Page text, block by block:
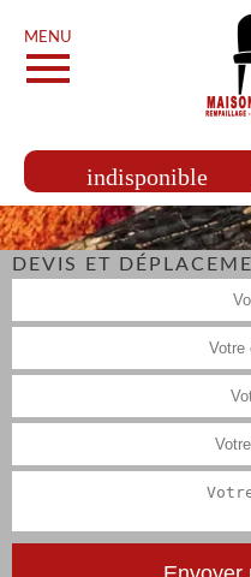
MENU
indisponible
DEVIS ET